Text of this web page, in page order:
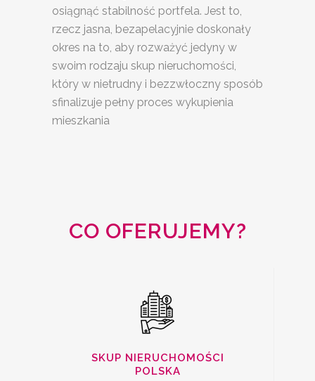
osiągnąć stabilność portfela. Jest to,
rzecz jasna, bezapelacyjnie doskonały
okres na to, aby rozważyć jedyny w
swoim rodzaju skup nieruchomości,
który w nietrudny i bezzwłoczny sposób
sfinalizuje pełny proces wykupienia
mieszkania
CO OFERUJEMY?
SKUP NIERUCHOMOŚCI
POLSKA
KREDYTEM